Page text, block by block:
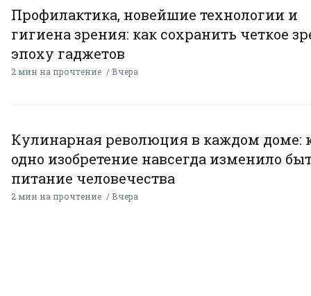
Профилактика, новейшие технологии и
гигиена зрения: как сохранить четкое
эпоху гаджетов
2 мин на прочтение Вчера
Кулинарная революция в каждом доме:
одно изобретение навсегда изменило
питание человечества
2 мин на прочтение Вчера